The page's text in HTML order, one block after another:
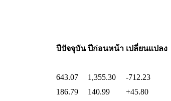
ปีปัจจุบัน ปีก่อนหน้า เปลี่ยนแปลง
643.07 1,355.30
-712.23
186.79 140.99
+45.80